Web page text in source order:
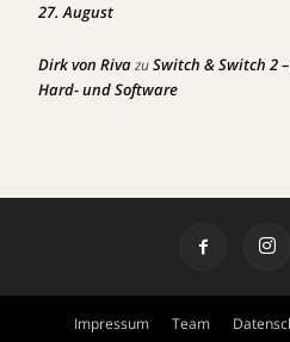
27. August
Dirk von RivazuSwitch & Switch 2
Hard- und Software
Impressum Team